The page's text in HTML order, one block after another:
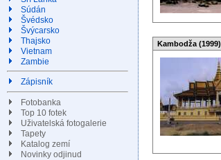
Súdán
Švédsko
Švýcarsko
Thajsko
Vietnam
Zambie
Zápisník
Fotobanka
Top 10 fotek
Uživatelská fotogalerie
Tapety
Katalog zemí
Novinky odjinud
Kambodža (1999)